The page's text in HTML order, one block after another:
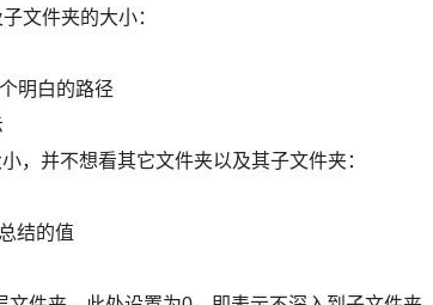
文件夹的大小：
明白的路径
，并不想看其它文件夹以及其子文件夹：
结的值